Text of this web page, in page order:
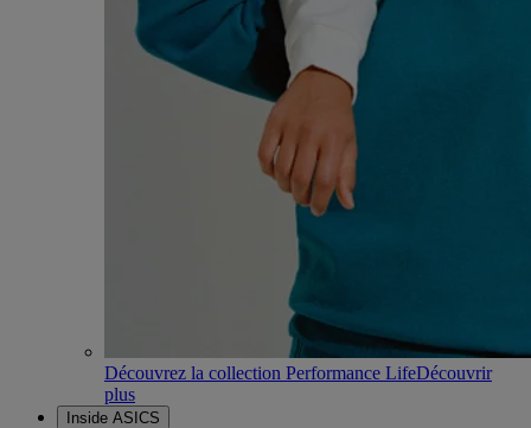
Découvrez la collection Performance LifeDécouvrir
plus
Inside ASICS